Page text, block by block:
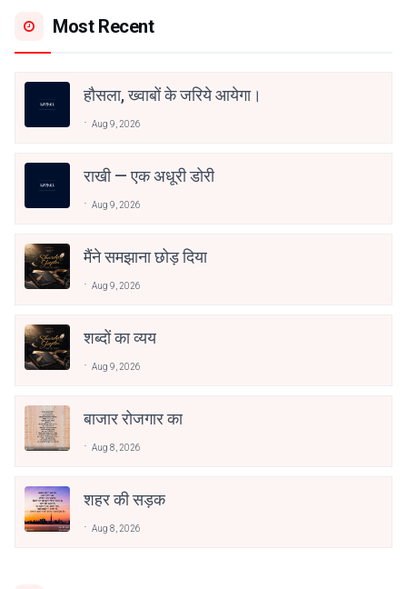
Most Recent
हौसला, ख्वाबों के जरिये आयेगा।
Aug 9, 2026
राखी — एक अधूरी डोरी
Aug 9, 2026
मैंने समझाना छोड़ दिया
Aug 9, 2026
शब्दों का व्यय
Aug 9, 2026
बाजार रोजगार का
Aug 8, 2026
शहर की सड़क
Aug 8, 2026